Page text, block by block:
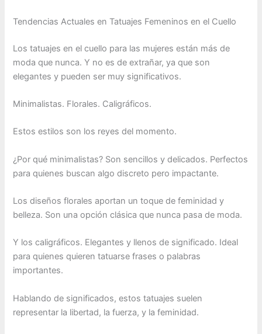
Tendencias Actuales en Tatuajes Femeninos en el Cuello
Los tatuajes en el cuello para las mujeres están más de
moda que nunca. Y no es de extrañar, ya que son
elegantes y pueden ser muy significativos.
Minimalistas. Florales. Caligráficos.
Estos estilos son los reyes del momento.
¿Por qué minimalistas? Son sencillos y delicados. Perfectos
para quienes buscan algo discreto pero impactante.
Los diseños florales aportan un toque de feminidad y
belleza. Son una opción clásica que nunca pasa de moda.
Y los caligráficos. Elegantes y llenos de significado. Ideal
para quienes quieren tatuarse frases o palabras
importantes.
Hablando de significados, estos tatuajes suelen
representar la libertad, la fuerza, y la feminidad.